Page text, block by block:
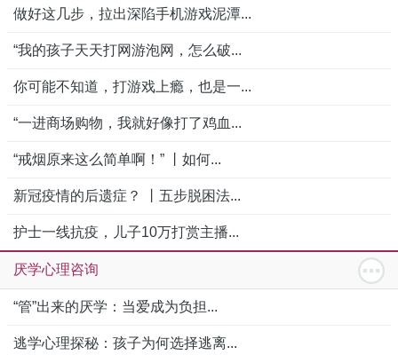
做好这几步，拉出深陷手机游戏泥潭...
“我的孩子天天打网游泡网，怎么破...
你可能不知道，打游戏上瘾，也是一...
“一进商场购物，我就好像打了鸡血...
“戒烟原来这么简单啊！” 丨如何...
新冠疫情的后遗症？ 丨五步脱困法...
护士一线抗疫，儿子10万打赏主播...
厌学心理咨询
“管”出来的厌学：当爱成为负担...
逃学心理探秘：孩子为何选择逃离...